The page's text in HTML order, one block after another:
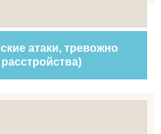
атаки, тревожно